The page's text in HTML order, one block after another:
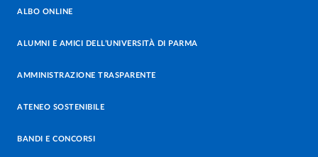
ALBO ONLINE
ALUMNI E AMICI DELL’UNIVERSITÀ DI PARMA
AMMINISTRAZIONE TRASPARENTE
ATENEO SOSTENIBILE
BANDI E CONCORSI